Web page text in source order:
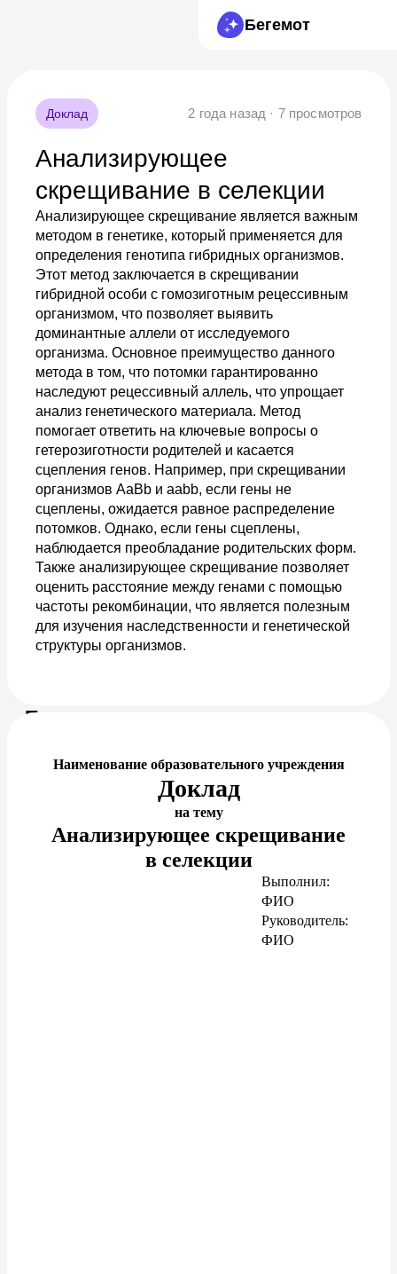
Бегемот
Доклад 2 года назад · 7 просмотров
Анализирующее
скрещивание в селекции
Анализирующее скрещивание является важным
методом в генетике, который применяется для
определения генотипа гибридных организмов.
Этот метод заключается в скрещивании
гибридной особи с гомозиготным рецессивным
организмом, что позволяет выявить
доминантные аллели от исследуемого
организма. Основное преимущество данного
метода в том, что потомки гарантированно
наследуют рецессивный аллель, что упрощает
анализ генетического материала. Метод
помогает ответить на ключевые вопросы о
гетерозиготности родителей и касается
сцепления генов. Например, при скрещивании
организмов AaBb и aabb, если гены не
сцеплены, ожидается равное распределение
потомков. Однако, если гены сцеплены,
наблюдается преобладание родительских форм.
Также анализирующее скрещивание позволяет
оценить расстояние между генами с помощью
частоты рекомбинации, что является полезным
для изучения наследственности и генетической
структуры организмов.
Предпросмотр документа
Наименование образовательного учреждения
Доклад
на тему
Анализирующее скрещивание
в селекции
Выполнил:
ФИО
Руководитель:
ФИО